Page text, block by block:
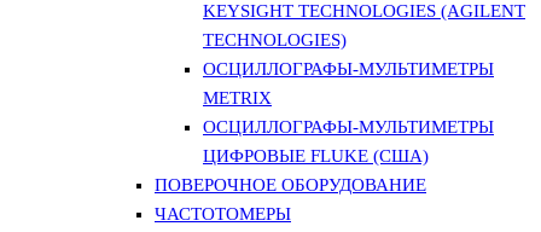
KEYSIGHT TECHNOLOGIES (AGILENT
TECHNOLOGIES)
ОСЦИЛЛОГРАФЫ-МУЛЬТИМЕТРЫ
METRIX
ОСЦИЛЛОГРАФЫ-МУЛЬТИМЕТРЫ
ЦИФРОВЫЕ FLUKE (США)
ПОВЕРОЧНОЕ ОБОРУДОВАНИЕ
ЧАСТОТОМЕРЫ